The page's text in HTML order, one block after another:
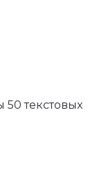
текстовых